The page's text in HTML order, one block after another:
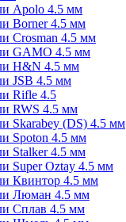
Apolo 4.5 мм
Borner 4.5 мм
Crosman 4.5 мм
GAMO 4.5 мм
H&N 4.5 мм
JSB 4.5 мм
Rifle 4.5
RWS 4.5 мм
Skarabey (DS) 4.5 мм
Spoton 4.5 мм
Stalker 4.5 мм
Super Oztay 4.5 мм
Квинтор 4.5 мм
Люман 4.5 мм
Сплав 4.5 мм